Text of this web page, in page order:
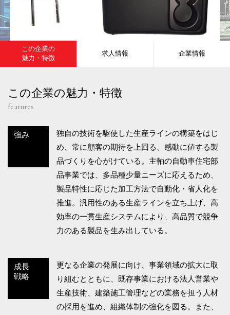
この企業の
魅力・特徴
求人情報 企業情報
この企業の魅力・特徴
features
強み
独自の技術を駆使した生産ラインの構築をはじ
め、常に顧客の期待を上回る、感動に値する製
品づくりを心がけている。主軸の自動車住宅部
品事業では、多品種少量ニーズに応えるため、
製品特性に応じた加工方法で自動化・省人化を
推進。汎用性のある生産ラインを立ち上げ、高
効率の一貫生産システムにより、高品質で競争
力のある製品を生み出している。
成長
戦略
更なる企業の発展に向け、事業領域の拡大に取
り組むとともに、既存事業における法人営業や
生産技術、建築施工管理などの業務を担う人材
の採用を進め、組織体制の強化を図る。また、